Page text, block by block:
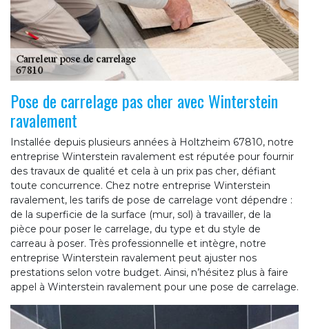
Pose de carrelage pas cher avec Winterstein
ravalement
Installée depuis plusieurs années à Holtzheim 67810, notre
entreprise Winterstein ravalement est réputée pour fournir
des travaux de qualité et cela à un prix pas cher, défiant
toute concurrence. Chez notre entreprise Winterstein
ravalement, les tarifs de pose de carrelage vont dépendre :
de la superficie de la surface (mur, sol) à travailler, de la
pièce pour poser le carrelage, du type et du style de
carreau à poser. Très professionnelle et intègre, notre
entreprise Winterstein ravalement peut ajuster nos
prestations selon votre budget. Ainsi, n’hésitez plus à faire
appel à Winterstein ravalement pour une pose de carrelage.